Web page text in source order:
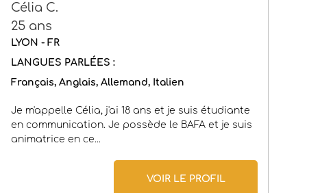
Célia C.
25 ans
LYON - FR
LANGUES PARLÉES :
Français Anglais Allemand Italien
Je m'appelle Célia, j'ai 18 ans et je suis étudiante
en communication. Je possède le BAFA et je suis
animatrice en ce...
VOIR LE PROFIL